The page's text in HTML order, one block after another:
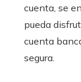
cuenta, se
pueda
cuenta
segura.